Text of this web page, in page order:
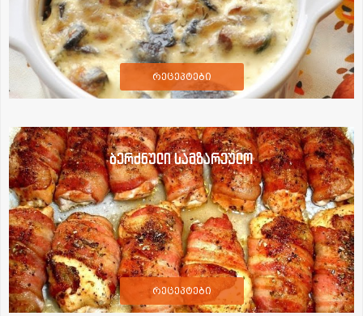
რეცეპტები
ბერძნული სამზარეულო
რეცეპტები